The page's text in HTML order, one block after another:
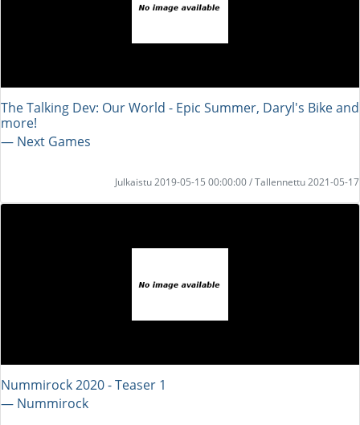
The Talking Dev: Our World - Epic Summer, Daryl's Bike and
more!
― Next Games
Julkaistu 2019-05-15 00:00:00 / Tallennettu 2021-05-17
Nummirock 2020 - Teaser 1
― Nummirock